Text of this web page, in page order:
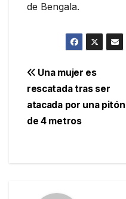
de Bengala.
Navegación
de
entradas
Una mujer es
rescatada tras ser
atacada por una pitón
de 4 metros